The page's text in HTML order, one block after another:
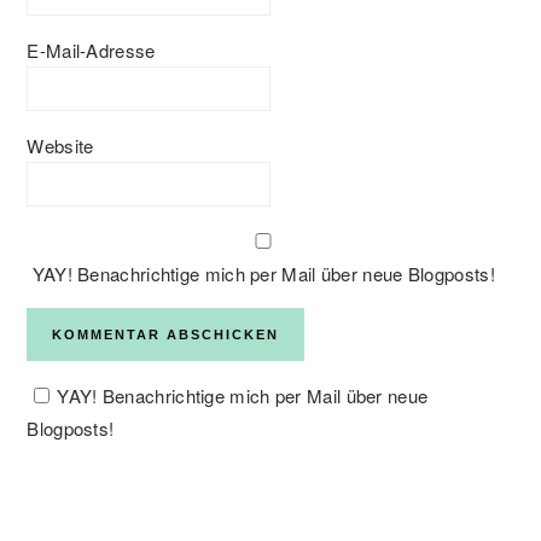
E-Mail-Adresse
Website
YAY! Benachrichtige mich per Mail über neue Blogposts!
YAY! Benachrichtige mich per Mail über neue
Blogposts!